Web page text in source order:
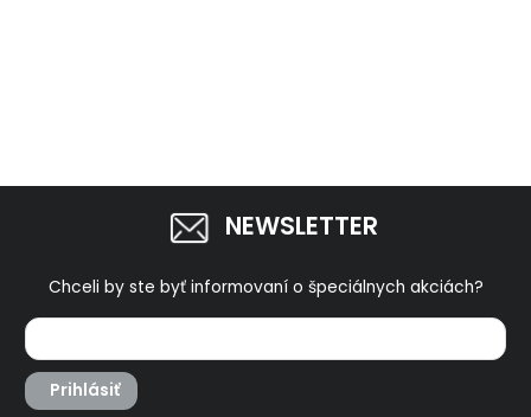
NEWSLETTER
Chceli by ste byť informovaní o špeciálnych akciách?
Prihlásiť